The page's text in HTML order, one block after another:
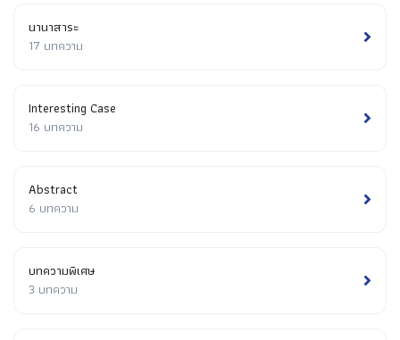
นานาสาระ
17 บทความ
Interesting Case
16 บทความ
Abstract
6 บทความ
บทความพิเศษ
3 บทความ